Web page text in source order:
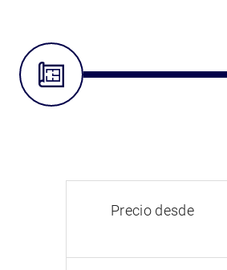
Precio desde